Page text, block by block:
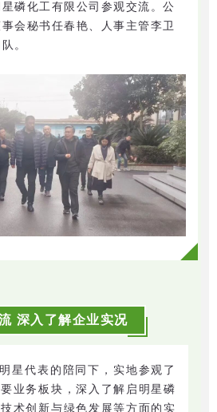
磷化工有限公司参观交流。公
会秘书任春艳、人事主管李卫
。
深入了解企业实况
代表的陪同下，实地参观了
业务板块，深入了解启明星磷
术创新与绿色发展等方面的实